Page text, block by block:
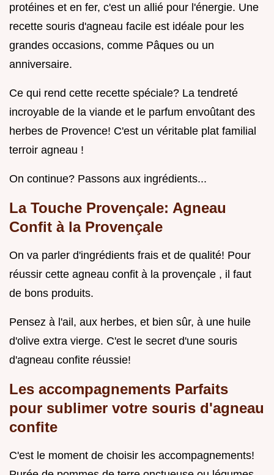
protéines et en fer, c'est un allié pour l'énergie. Une
recette souris d'agneau facile est idéale pour les
grandes occasions, comme Pâques ou un
anniversaire.
Ce qui rend cette recette spéciale? La tendreté
incroyable de la viande et le parfum envoûtant des
herbes de Provence! C'est un véritable plat familial
terroir agneau !
On continue? Passons aux ingrédients...
La Touche Provençale: Agneau
Confit à la Provençale
On va parler d'ingrédients frais et de qualité! Pour
réussir cette agneau confit à la provençale , il faut
de bons produits.
Pensez à l'ail, aux herbes, et bien sûr, à une huile
d'olive extra vierge. C'est le secret d'une souris
d'agneau confite réussie!
Les accompagnements Parfaits
pour sublimer votre souris d'agneau
confite
C'est le moment de choisir les accompagnements!